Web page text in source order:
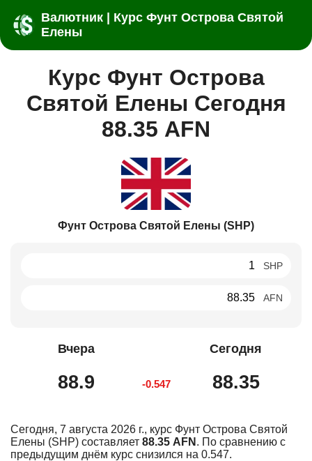
Валютник | Курс Фунт Острова Святой
Елены
Курс Фунт Острова
Святой Елены Сегодня
88.35 AFN
Фунт Острова Святой Елены (SHP)
SHP
AFN
Вчера
88.9 -0.547
Сегодня
88.35
Сегодня, 7 августа 2026 г., курс Фунт Острова Святой
Елены (SHP) составляет 88.35 AFN . По сравнению с
предыдущим днём курс снизился на 0.547.